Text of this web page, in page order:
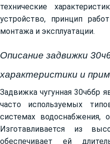
технические
устройство, принцип
монтажа и эксплуатации.
Описание задвижки
характеристики и
Задвижка чугунная 30ч6бр
часто используемых
системах водоснабжения,
Изготавливается из
обеспечивает ей